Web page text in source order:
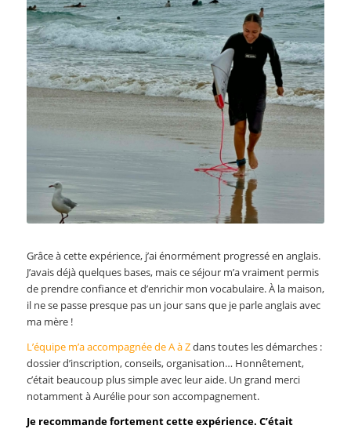
Grâce à cette expérience, j’ai énormément progressé en anglais.
J’avais déjà quelques bases, mais ce séjour m’a vraiment permis
de prendre confiance et d’enrichir mon vocabulaire. À la maison,
il ne se passe presque pas un jour sans que je parle anglais avec
ma mère !
L’équipe m’a accompagnée de A à Zdans toutes les démarches :
dossier d’inscription, conseils, organisation… Honnêtement,
c’était beaucoup plus simple avec leur aide. Un grand merci
notamment à Aurélie pour son accompagnement.
Je recommande fortement cette expérience. C’était